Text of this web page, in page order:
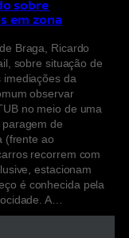
sobre
em zona
Braga, Ricardo
sobre situação de
imediações da
observar
no meio de uma
de
(frente ao
recorrem com
estacionam
é conhecida pela
A…